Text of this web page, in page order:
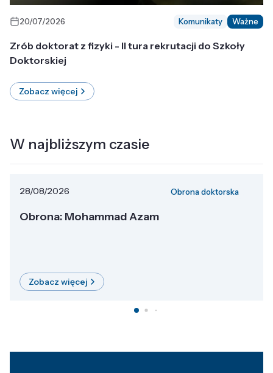
20/07/2026 Komunikaty Ważne
Zrób doktorat z fizyki - II tura rekrutacji do Szkoły
Doktorskiej
Zobacz więcej
W najbliższym czasie
28/08/2026 Obrona doktorska
Obrona: Mohammad Azam
Zobacz więcej